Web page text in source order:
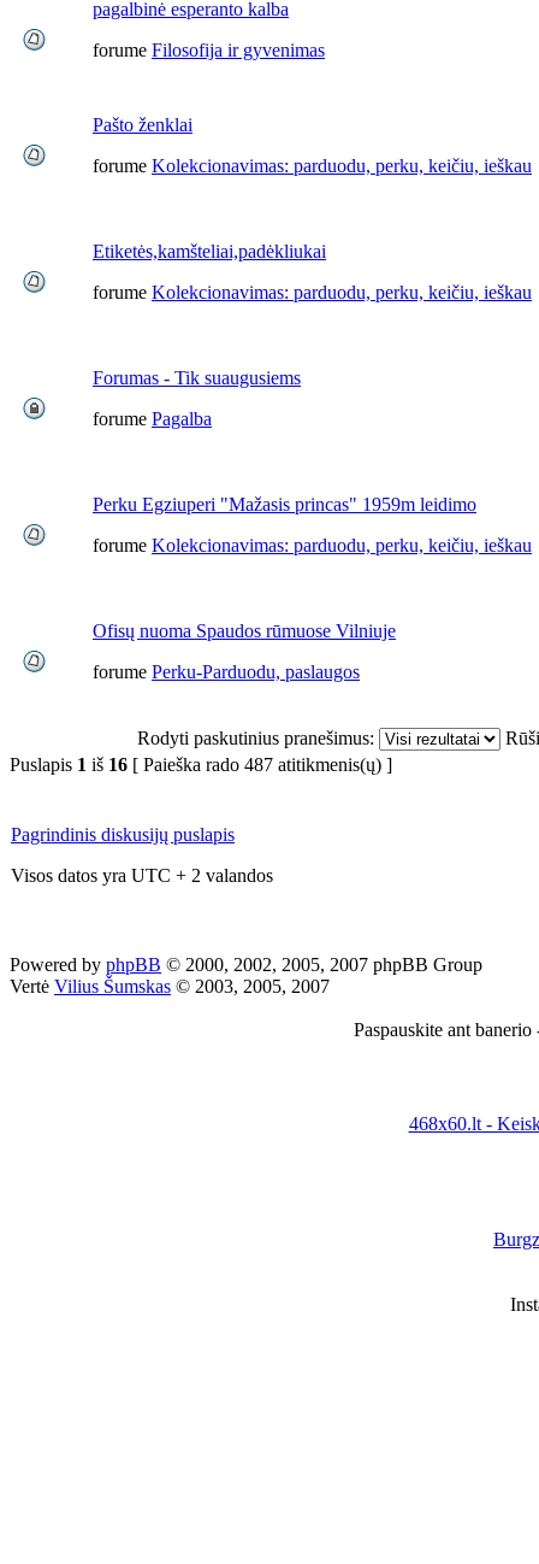
pagalbinė esperanto kalba
forume Filosofija ir gyvenimas
Pašto ženklai
forume Kolekcionavimas: parduodu, perku, keičiu, ieškau
Etiketės,kamšteliai,padėkliukai
forume Kolekcionavimas: parduodu, perku, keičiu, ieškau
Forumas - Tik suaugusiems
forume Pagalba
Perku Egziuperi "Mažasis princas" 1959m leidimo
forume Kolekcionavimas: parduodu, perku, keičiu, ieškau
Ofisų nuoma Spaudos rūmuose Vilniuje
forume Perku-Parduodu, paslaugos
Rodyti paskutinius pranešimus:
Puslapis 1 iš 16 [ Paieška rado 487 atitikmenis(ų) ]
Pagrindinis diskusijų puslapis
Visos datos yra UTC + 2 valandos
Powered by phpBB © 2000, 2002, 2005, 2007 phpBB Group
Vertė Vilius Šumskas © 2003, 2005, 2007
Paspauskite ant
468x60.lt -